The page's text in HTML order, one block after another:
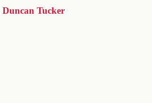
Duncan Tucker